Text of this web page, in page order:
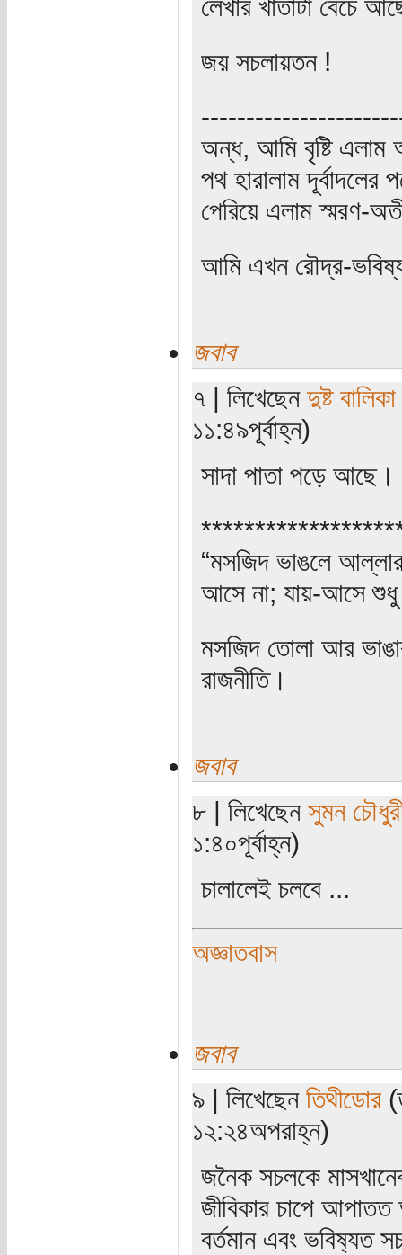
লেখার খাতাটা বেঁচে
জয় সচলায়তন !
অন্ধ, আমি বৃষ্টি
পথ হারালাম দূর্বাদলের
পেরিয়ে এলাম স্মরণ-
আমি এখন রৌদ্র-
জবাব
৭ | লিখেছেনদুষ্ট বালিকা
১১:৪৯পূর্বাহ্ন)
সাদা পাতা পড়ে
“মসজিদ ভাঙলে
আসে না; যায়-আসে শুধু
মসজিদ তোলা আর
রাজনীতি।
জবাব
৮ | লিখেছেন সুমন
১:৪০পূর্বাহ্ন)
চালালেই চলবে ...
অজ্ঞাতবাস
জবাব
৯ | লিখেছেন তিথীডোর
১২:২৪অপরাহ্ন)
জনৈক সচলকে
জীবিকার চাপে
বর্তমান এবং ভবিষ‌্যত